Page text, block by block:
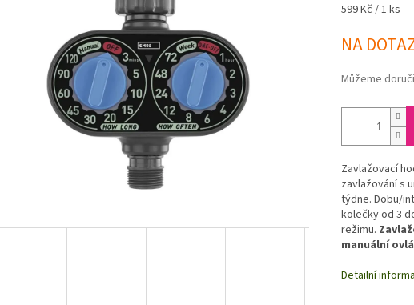
Měrná
599 Kč / 1 ks
NA
Můžeme
Zavlažovací
zavlažování s
týdne. Dobu/
kolečky od 3
režimu.
manuální
Detailní